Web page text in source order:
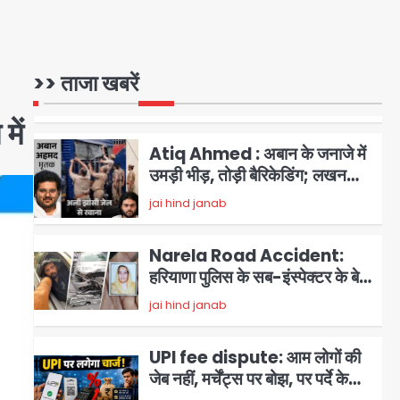
में
>> ताजा खबरें
1
साथ में प्रियंका की बेटी मिराया; केपी
ग्राउंड में छात्रों से संवाद, सिर्फ 5
Avinash Kumar
2
Atiq Ahmed : अबान के जनाजे में
उमड़ी भीड़, तोड़ी बैरिकेडिंग; लखनऊ
जेल से लखनऊ पहुंचा उमर
jai hind janab
3
Narela Road Accident:
हरियाणा पुलिस के सब-इंस्पेक्टर के बेटे
ने मर्सिडीज से मारी टक्कर, 70 वर्षीय
राहगीर महिला की मौत
jai hind janab
UPI fee dispute: आम लोगों की
जेब नहीं, मर्चेंट्स पर बोझ, पर पर्दे के